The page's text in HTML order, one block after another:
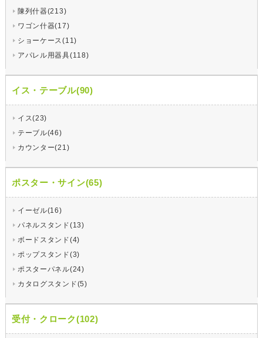
陳列什器(213)
ワゴン什器(17)
ショーケース(11)
アパレル用器具(118)
イス・テーブル(90)
イス(23)
テーブル(46)
カウンター(21)
ポスター・サイン(65)
イーゼル(16)
パネルスタンド(13)
ボードスタンド(4)
ポップスタンド(3)
ポスターパネル(24)
カタログスタンド(5)
受付・クローク(102)